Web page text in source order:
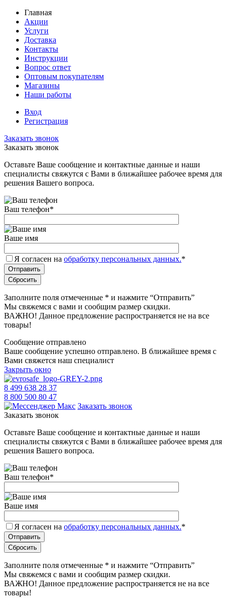
Главная
Акции
Услуги
Доставка
Контакты
Инструкции
Вопрос ответ
Оптовым покупателям
Магазины
Наши работы
Вход
Регистрация
Заказать звонок
Заказать звонок
Оставьте Ваше сообщение и контактные данные и наши
специалисты свяжутся с Вами в ближайшее рабочее время для
решения Вашего вопроса.
Ваш телефон*
Ваше имя
Я согласен на обработку персональных данных.*
Заполните поля отмеченные * и нажмите “Отправить”
Мы свяжемся с вами и сообщим размер скидки.
ВАЖНО! Данное предложение распространяется не на все
товары!
Сообщение отправлено
Ваше сообщение успешно отправлено. В ближайшее время с
Вами свяжется наш специалист
Закрыть окно
8 499 638 28 37
8 800 500 80 47
Заказать звонок
Заказать звонок
Оставьте Ваше сообщение и контактные данные и наши
специалисты свяжутся с Вами в ближайшее рабочее время для
решения Вашего вопроса.
Ваш телефон*
Ваше имя
Я согласен на обработку персональных данных.*
Заполните поля отмеченные * и нажмите “Отправить”
Мы свяжемся с вами и сообщим размер скидки.
ВАЖНО! Данное предложение распространяется не на все
товары!